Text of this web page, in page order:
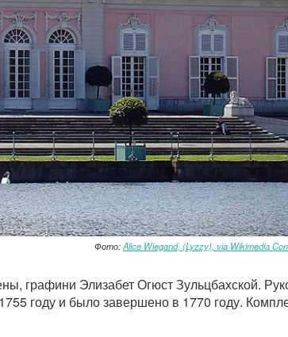
Фото:Alice Wiegand, (Lyzzy), via Wikimedia
графини Элизабет Огюст Зульцбахской.
году и было завершено в 1770 году.